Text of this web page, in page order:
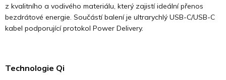
z kvalitního a vodivého materiálu, který zajistí ideální přenos
bezdrátové energie. Součástí balení je ultrarychlý USB-C/USB-C
kabel podporující protokol Power Delivery.
Technologie Qi